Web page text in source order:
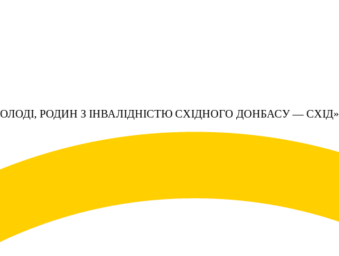
РОДИН З ІНВАЛІДНІСТЮ СХІДНОГО ДОНБАСУ — СХІД»